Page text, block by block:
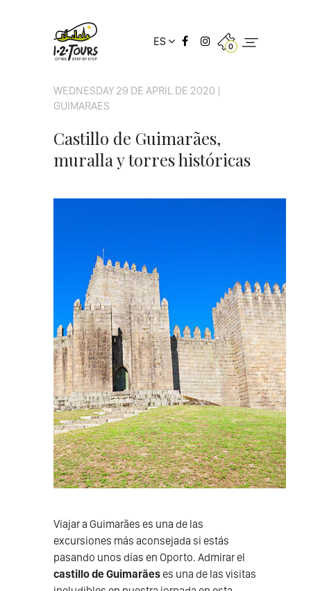
ES 0
WEDNESDAY 29 DE APRIL DE 2020 |
GUIMARAES
Castillo de Guimarães,
muralla y torres históricas
Viajar a Guimarães es una de las
excursiones más aconsejada si estás
pasando unos días en Oporto. Admirar el
castillo de Guimarãeses una de las visitas